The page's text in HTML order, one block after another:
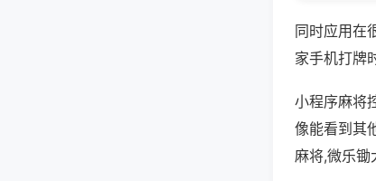
同时应用在
家手机打牌
小程序麻将
像能看到其
麻将,微乐锄